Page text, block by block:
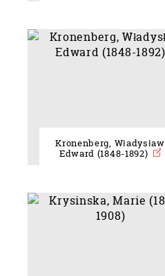
Kronenberg, Władysław
Edward (1848-1892)